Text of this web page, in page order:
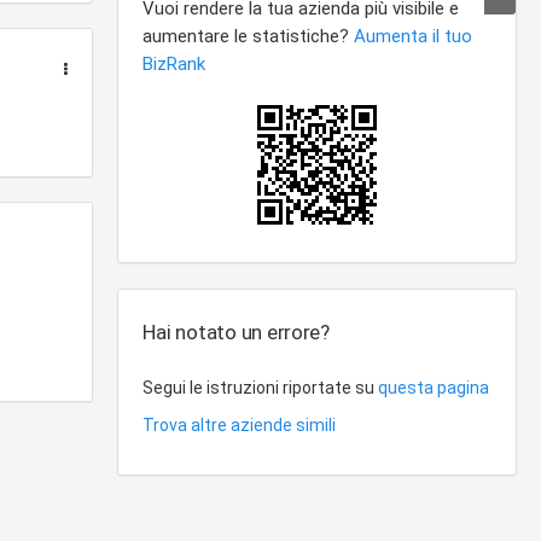
scopo
Hai notato un errore?
Segui le istruzioni riportate suquesta pagina
Trova altre aziende simili